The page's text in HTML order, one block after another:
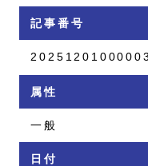
記事番号
属性
一般
日付